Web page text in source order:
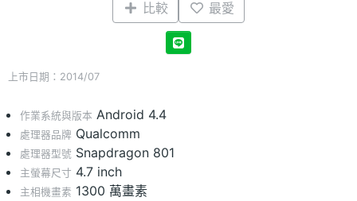
比較 最愛
上市日期：2014/07
作業系統與版本 Android 4.4
處理器品牌 Qualcomm
處理器型號 Snapdragon 801
主螢幕尺寸 4.7 inch
主相機畫素 1300 萬畫素